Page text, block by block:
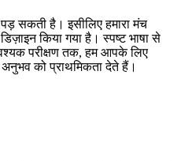
सकती है। इसीलिए हमारा मंच
किया गया है। स्पष्ट भाषा से
परीक्षण तक, हम आपके लिए
को प्राथमिकता देते हैं।